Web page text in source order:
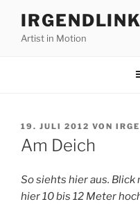
Inhalt
springen
IRGENDLINK
Artist in Motion
VERÖFFENTLICHT
AM
19. JULI 2012 VON
Am Deich
So siehts hier aus. Blick
hier 10 bis 12 Meter